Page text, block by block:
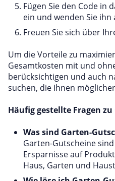
Fügen Sie den Code in
ein und wenden Sie ihn
Freuen Sie sich über
Um die Vorteile zu
Gesamtkosten mit und
berücksichtigen und auch
suchen, die Ihnen
Häufig gestellte Fragen
Was sind Garten-
Garten-Gutscheine
Ersparnisse auf
Haus, Garten und